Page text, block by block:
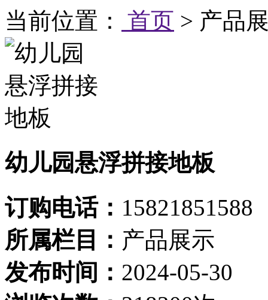
当前位置：
首页 > 产品
幼儿园悬浮拼接地板
订购电话： 15821851588
所属栏目： 产品展示
发布时间： 2024-05-30